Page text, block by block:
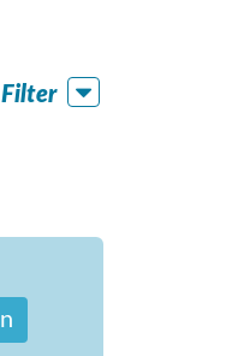
Filter